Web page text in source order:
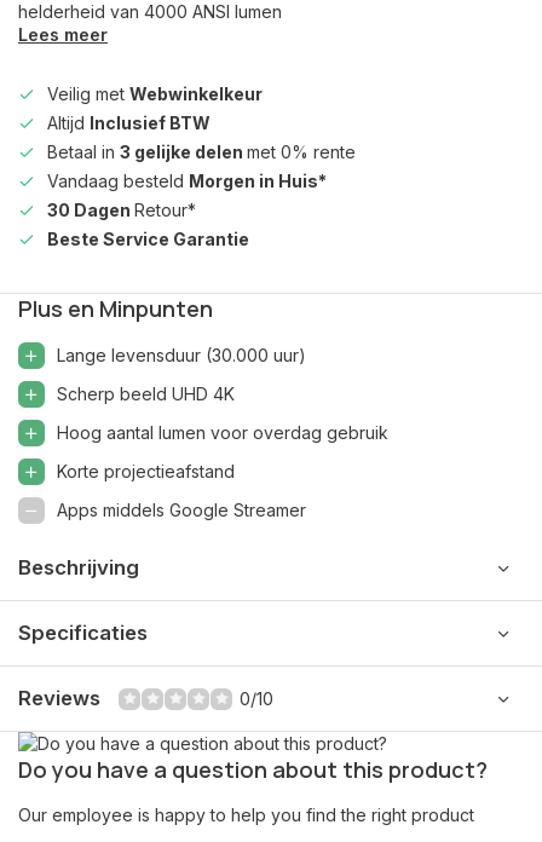
helderheid van 4000 ANSI lumen
Lees meer
Veilig met Webwinkelkeur
Altijd Inclusief BTW
Betaal in 3 gelijke delen met 0% rente
Vandaag besteld Morgen in Huis*
30 Dagen Retour*
Beste Service Garantie
Plus en Minpunten
Lange levensduur (30.000 uur)
Scherp beeld UHD 4K
Hoog aantal lumen voor overdag gebruik
Korte projectieafstand
Apps middels Google Streamer
Beschrijving
Specificaties
Reviews 0/10
Do you have a question about this product?
Our employee is happy to help you find the right product